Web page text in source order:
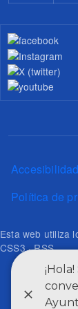
Pie de
Accesibilidad
Política de
Esta web utiliza
CSS3 · RSS